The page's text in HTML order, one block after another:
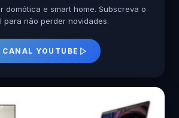
domótica e smart home. Subscreva o
para não perder novidades.
CANAL YOUTUBE